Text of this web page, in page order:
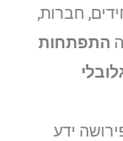
חברות,
התפתחות
ידע